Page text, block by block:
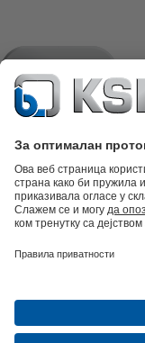
Katalog proizvoda
stručna znanja
mediji